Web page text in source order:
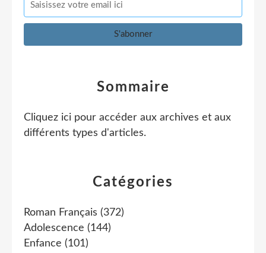
Catégories
Roman Français (372)
Adolescence (144)
Enfance (101)
Sommaire
Cliquez ici pour accéder aux archives et aux
différents types d'articles.